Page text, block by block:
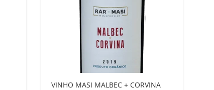
VINHO MASI MALBEC + CORVINA